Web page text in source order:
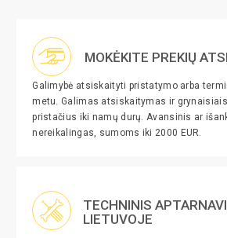
MOKĖKITE PREKIŲ
Galimybė atsiskaityti pristatymo arba
metu. Galimas atsiskaitymas ir
pristačius iki namų durų. Avansinis ar
nereikalingas, sumoms iki 2000 EUR.
TECHNINIS
LIETUVOJE